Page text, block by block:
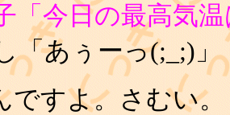
「今日の最高気
あぅーっ(;_;)」
ですよ。さむい。